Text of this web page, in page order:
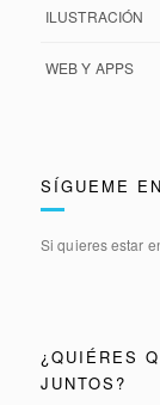
ILUSTRACIÓN
WEB Y APPS
SÍGUEME
Si quieres estar
¿QUIÉRES
JUNTOS?